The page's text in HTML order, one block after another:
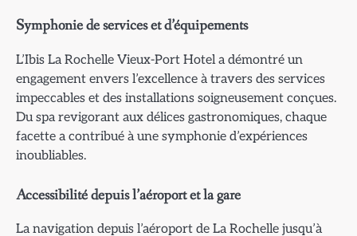
Symphonie de services et d’équipements
L’Ibis La Rochelle Vieux-Port Hotel a démontré un
engagement envers l’excellence à travers des services
impeccables et des installations soigneusement conçues.
Du spa revigorant aux délices gastronomiques, chaque
facette a contribué à une symphonie d’expériences
inoubliables.
Accessibilité depuis l’aéroport et la gare
La navigation depuis l’aéroport de La Rochelle jusqu’à